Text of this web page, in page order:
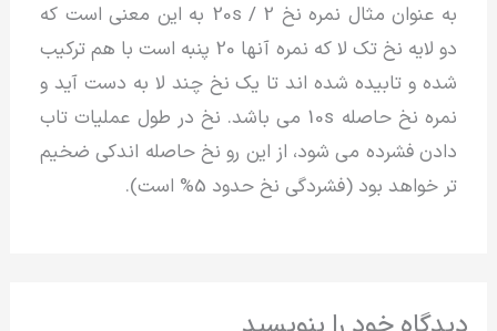
به عنوان مثال نمره نخ 2 / 20s به این معنی است که
دو لایه نخ تک لا که نمره آنها 20 پنبه است با هم ترکیب
شده و تابیده شده اند تا یک نخ چند لا به دست آید و
نمره نخ حاصله 10s می باشد. نخ در طول عملیات تاب
دادن فشرده می شود، از این رو نخ حاصله اندکی ضخیم
تر خواهد بود (فشردگی نخ حدود 5% است).